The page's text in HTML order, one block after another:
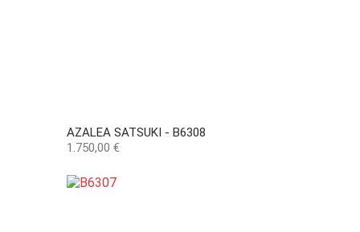
AZALEA SATSUKI - B6308
Precio
1.750,00 €